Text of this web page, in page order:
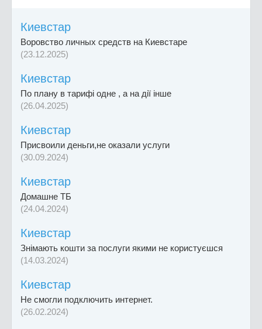
Киевстар
Воровство личных средств на Киевстаре
(23.12.2025)
Киевстар
По плану в тарифі одне , а на дії інше
(26.04.2025)
Киевстар
Присвоили деньги,не оказали услуги
(30.09.2024)
Киевстар
Домашне ТБ
(24.04.2024)
Киевстар
Знімають кошти за послуги якими не користуєшся
(14.03.2024)
Киевстар
Не смогли подключить интернет.
(26.02.2024)